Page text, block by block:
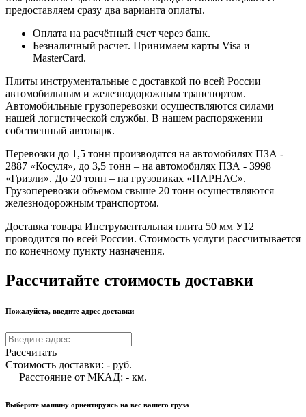
предоставляем сразу два варианта оплаты.
Оплата на расчётный счет через банк.
Безналичный расчет. Принимаем карты Visa и
MasterCard.
Плиты инструментальные с доставкой по всей России
автомобильным и железнодорожным транспортом.
Автомобильные грузоперевозки осуществляются силами
нашей логистической службы. В нашем распоряжении
собственный автопарк.
Перевозки до 1,5 тонн производятся на автомобилях ПЗА -
2887 «Косуля», до 3,5 тонн – на автомобилях ПЗА - 3998
«Гризли». До 20 тонн – на грузовиках «ПАРНАС».
Грузоперевозки объемом свыше 20 тонн осуществляются
железнодорожным транспортом.
Доставка товара Инструментальная плита 50 мм У12
проводится по всей России. Стоимость услуги рассчитывается
по конечному пункту назначения.
Рассчитайте стоимость доставки
Пожалуйста, введите адрес доставки
Рассчитать
Стоимость доставки: - руб.
Расстояние от МКАД: - км.
Выберите машину ориентируясь на вес вашего груза